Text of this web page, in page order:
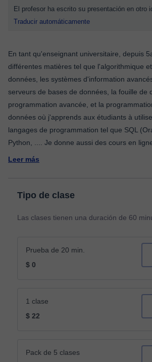
El profesor ha escrito su presentación en otro
Traducir automáticamente
En tant qu'enseignant universitaire, depuis
différentes matières tel que l'algorithmique
données, les systèmes d'information
serveurs de bases de données, la fouille de
programmation avancée, et la
données où j'apprends aux étudiants à
langages de programmation tel que SQL
Python, .... Je donne aussi des cours en
Leer más
Tipo de clase
Las clases tienen una duración de 60
Prueba de 20 min.
$ 0
1 clase
$ 22
Pack de 5 clases